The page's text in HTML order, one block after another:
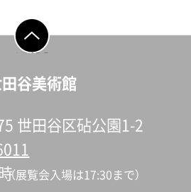
の関わりを中心に」杉
1-5 髙島屋美術部の
1 近代建築としての
建築「わが国のデパー
ト・ストアー誕生の一
内田青蔵2-2 髙島屋の
業「百貨店とインテリ
屋 専務取締役）ナビ
：橋本善八 （当館美術
展の関連し、創業180年
た髙島屋で専務取締役
を伺います。「暮らし
と髙島屋 ―世田美
ページの先頭へ戻
谷美術館
世田谷区砧公園1-2
（展覧会入場は17:30まで）